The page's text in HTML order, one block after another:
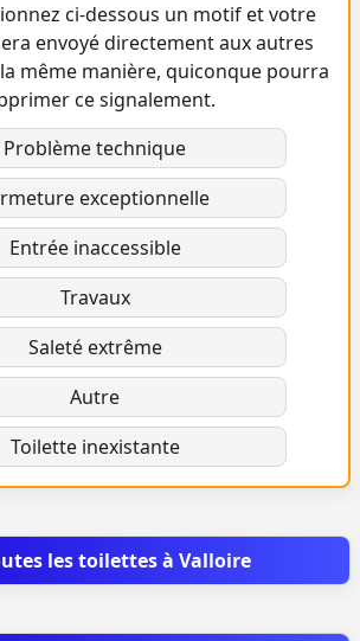
ci-dessous un motif et votre
envoyé directement aux autres
même manière, quiconque pourra
ce signalement.
Problème technique
exceptionnelle
Entrée inaccessible
Travaux
Saleté extrême
Autre
Toilette inexistante
les toilettes à Valloire